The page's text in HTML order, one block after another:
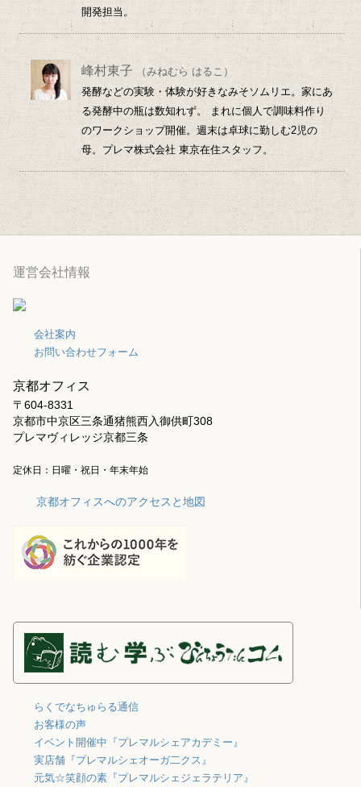
開発担当。
峰村東子
（みねむら はるこ）
発酵などの実験・体験が好きなみそソムリエ。家にあ
る発酵中の瓶は数知れず。 まれに個人で調味料作り
のワークショップ開催。週末は卓球に勤しむ2児の
母。プレマ株式会社 東京在住スタッフ。
運営会社情報
会社案内
お問い合わせフォーム
京都オフィス
〒604-8331
京都市中京区三条通猪熊西入御供町308
プレマヴィレッジ京都三条
定休日：日曜・祝日・年末年始
京都オフィスへのアクセスと地図
らくでなちゅらる通信
お客様の声
イベント開催中『プレマルシェアカデミー』
実店舗『プレマルシェオーガ二クス』
元気☆笑顔の素『プレマルシェジェラテリア』